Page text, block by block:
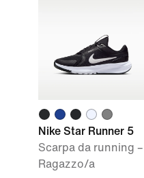
Nike Star Runner 5
Scarpa da running –
Ragazzo/a